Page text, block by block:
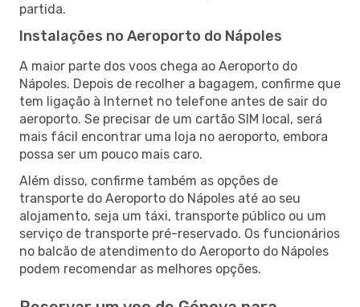
partida.
Instalações no Aeroporto do Nápoles
A maior parte dos voos chega ao Aeroporto do
Nápoles. Depois de recolher a bagagem, confirme que
tem ligação à Internet no telefone antes de sair do
aeroporto. Se precisar de um cartão SIM local, será
mais fácil encontrar uma loja no aeroporto, embora
possa ser um pouco mais caro.
Além disso, confirme também as opções de
transporte do Aeroporto do Nápoles até ao seu
alojamento, seja um táxi, transporte público ou um
serviço de transporte pré-reservado. Os funcionários
no balcão de atendimento do Aeroporto do Nápoles
podem recomendar as melhores opções.